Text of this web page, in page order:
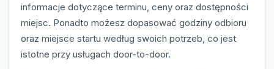
informacje dotyczące terminu, ceny oraz dostępności
miejsc. Ponadto możesz dopasować godziny odbioru
oraz miejsce startu według swoich potrzeb, co jest
istotne przy usługach door-to-door.